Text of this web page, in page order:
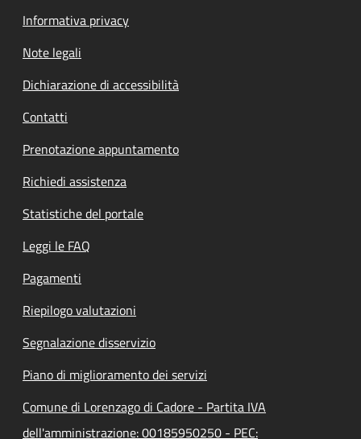
Informativa privacy
Note legali
Dichiarazione di accessibilità
Contatti
Prenotazione appuntamento
Richiedi assistenza
Statistiche del portale
Leggi le FAQ
Pagamenti
Riepilogo valutazioni
Segnalazione disservizio
Piano di miglioramento dei servizi
Comune di Lorenzago di Cadore - Partita IVA
dell'amministrazione: 00185950250 - PEC: